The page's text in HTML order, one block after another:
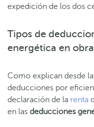
expedición de los dos
Tipos de
energética en
Como explican desde la
deducciones por
declaración de la renta
en las deducciones